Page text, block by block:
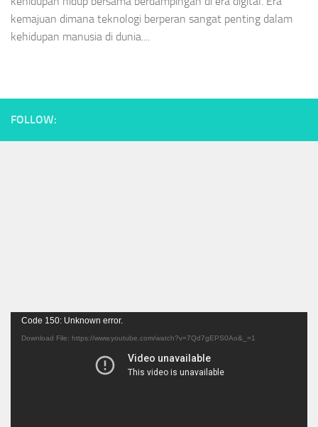
kemajuan dimana teknologi berperan sangat penting dalam
kehidupan manusia di dunia....
FOLLOW:
Video
Player
Code 150: Unknown error.
Download File: https://www.youtube.com/watch?v=7Qd7gEPS0Ao&_=1